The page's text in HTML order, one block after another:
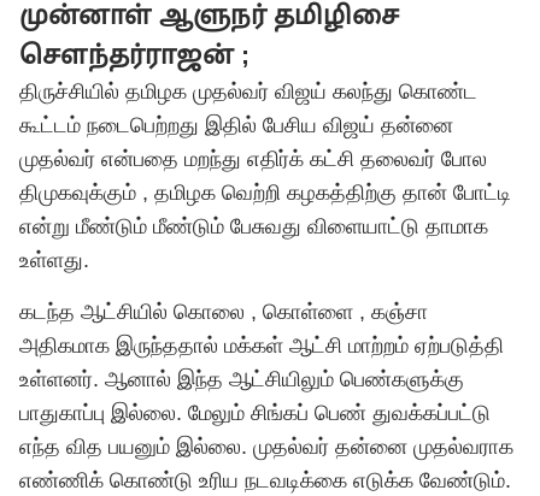
முன்னாள் ஆளுநர் தமிழிசை
சௌந்தர்ராஜன் ;
திருச்சியில் தமிழக முதல்வர் விஜய் கலந்து கொண்ட
கூட்டம் நடைபெற்றது இதில் பேசிய விஜய் தன்னை
முதல்வர் என்பதை மறந்து எதிர்க் கட்சி தலைவர் போல
திமுகவுக்கும் , தமிழக வெற்றி கழகத்திற்கு தான் போட்டி
என்று மீண்டும் மீண்டும் பேசுவது விளையாட்டு தாமாக
உள்ளது.
கடந்த ஆட்சியில் கொலை , கொள்ளை , கஞ்சா
அதிகமாக இருந்ததால் மக்கள் ஆட்சி மாற்றம் ஏற்படுத்தி
உள்ளனர். ஆனால் இந்த ஆட்சியிலும் பெண்களுக்கு
பாதுகாப்பு இல்லை. மேலும் சிங்கப் பெண் துவக்கப்பட்டு
எந்த வித பயனும் இல்லை. முதல்வர் தன்னை முதல்வராக
எண்ணிக் கொண்டு உரிய நடவடிக்கை எடுக்க வேண்டும்.